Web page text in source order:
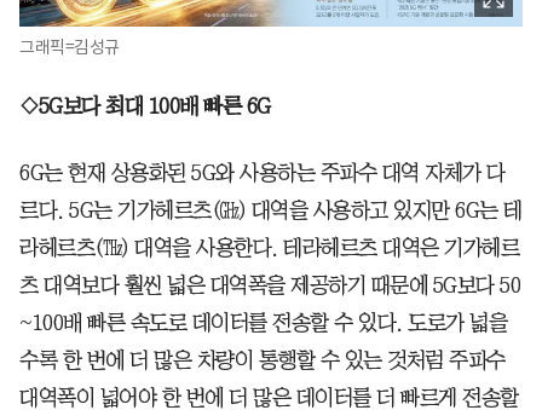
그래픽=김성규
◇5G보다 최대 100배 빠른 6G
6G는 현재 상용화된 5G와 사용하는 주파수 대역 자체가 다
르다. 5G는 기가헤르츠(㎓) 대역을 사용하고 있지만 6G는 테
라헤르츠(㎔) 대역을 사용한다. 테라헤르츠 대역은 기가헤르
츠 대역보다 훨씬 넓은 대역폭을 제공하기 때문에 5G보다 50
~100배 빠른 속도로 데이터를 전송할 수 있다. 도로가 넓을
수록 한 번에 더 많은 차량이 통행할 수 있는 것처럼 주파수
대역폭이 넓어야 한 번에 더 많은 데이터를 더 빠르게 전송할